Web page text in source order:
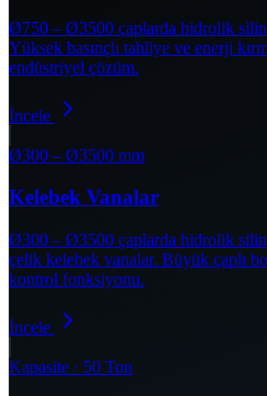
Ø750 – Ø3500 çaplarda hidrolik
Yüksek basınçlı tahliye ve enerji
endüstriyel çözüm.
İncele
Ø300 – Ø3500 mm
Kelebek Vanalar
Ø300 – Ø3500 çaplarda hidrolik
çelik kelebek vanalar. Büyük çaplı
kontrol fonksiyonu.
İncele
Kapasite · 50 Ton